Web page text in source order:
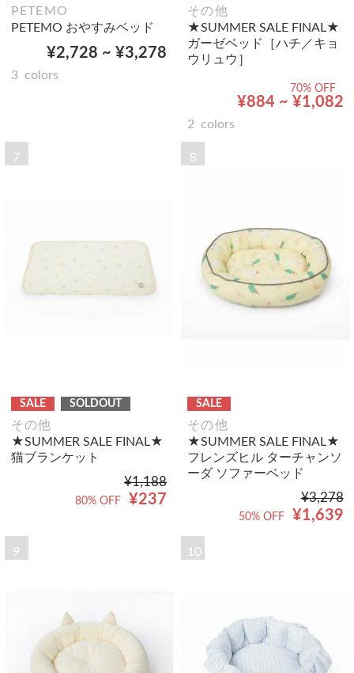
PETEMO
PETEMO おやすみベッド
¥2,728 ~ ¥3,278
3 colors
その他
★SUMMER SALE FINAL★
ガーゼベッド［ハチ／キョ
ウリュウ］
¥884 ~ ¥1,082
70% OFF
2 colors
7
SALE SOLDOUT
その他
★SUMMER SALE FINAL★
猫ブランケット
¥1,188
¥237
80% OFF
8
SALE
その他
★SUMMER SALE FINAL★
フレンズヒル ターチャンソ
ーダ ソファーベッド
¥3,278
¥1,639
50% OFF
9 10